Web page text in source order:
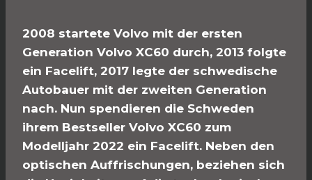
2008 startete Volvo mit der ersten
Generation Volvo XC60 durch, 2013 folgte
ein Facelift, 2017 legte der schwedische
Autobauer mit der zweiten Generation
nach. Nun spendieren die Schweden
ihrem Bestseller Volvo XC60 zum
Modelljahr 2022 ein Facelift. Neben den
optischen Auffrischungen, beziehen sich